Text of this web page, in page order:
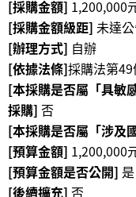
我
們
便
民
服
務
性
別
平
[採購金額] 1,200,000
[採購金額級距] 未達
[辦理方式] 自辦
[依據法條]採購法第
[本採購是否屬「具敏
採購] 否
[本採購是否屬「涉及
[預算金額] 1,200,000
[預算金額是否公開] 是
[後續擴充] 否